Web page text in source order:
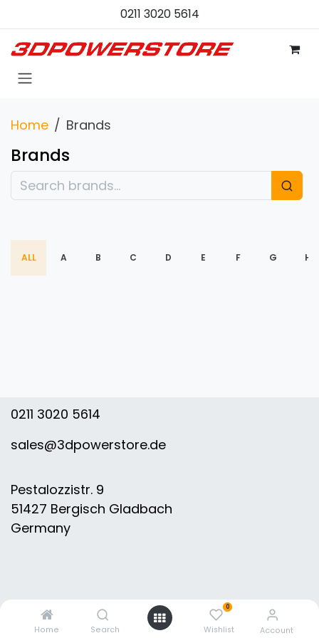
Zum Inhalt springen
Home Search
0
Wishlist Account
0211 3020 5614
Home Brands
Brands
ALL A B C D E F G H
0211 3020 5614
sales@3dpowerstore.de
Pestalozzistr. 9
51427 Bergisch Gladbach
Germany